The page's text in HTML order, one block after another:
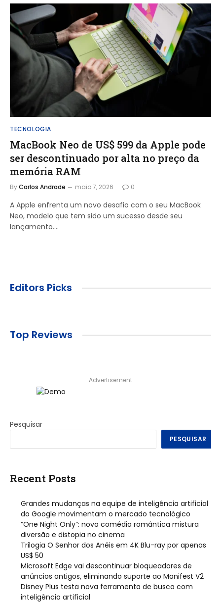
TECNOLOGIA
MacBook Neo de US$ 599 da Apple pode
ser descontinuado por alta no preço da
memória RAM
ByCarlos Andrade maio 7, 2026 0
A Apple enfrenta um novo desafio com o seu MacBook
Neo, modelo que tem sido um sucesso desde seu
lançamento.…
Editors Picks
Top Reviews
Advertisement
Pesquisar
PESQUISAR
Recent Posts
Grandes mudanças na equipe de inteligência artificial
do Google movimentam o mercado tecnológico
“One Night Only”: nova comédia romântica mistura
diversão e distopia no cinema
Trilogia O Senhor dos Anéis em 4K Blu-ray por apenas
US$ 50
Microsoft Edge vai descontinuar bloqueadores de
anúncios antigos, eliminando suporte ao Manifest V2
Disney Plus testa nova ferramenta de busca com
inteligência artificial